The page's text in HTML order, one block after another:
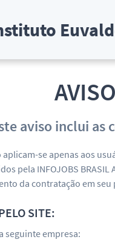
aviso inclui as
aplicam-se apenas aos
pela INFOJOBS BRASIL
da contratação em seu
SITE:
seguinte empresa: